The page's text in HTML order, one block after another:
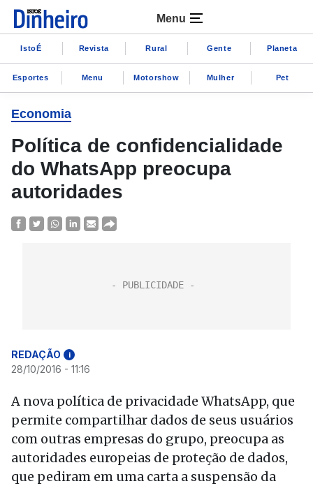
Menu
IstoÉ Revista Rural Gente Planeta
Esportes Menu Motorshow Mulher Pet
Economia
Política de confidencialidade
do WhatsApp preocupa
autoridades
REDAÇÃO i
28/10/2016 - 11:16
A nova política de privacidade WhatsApp, que
permite compartilhar dados de seus usuários
com outras empresas do grupo, preocupa as
autoridades europeias de proteção de dados,
que pediram em uma carta a suspensão da